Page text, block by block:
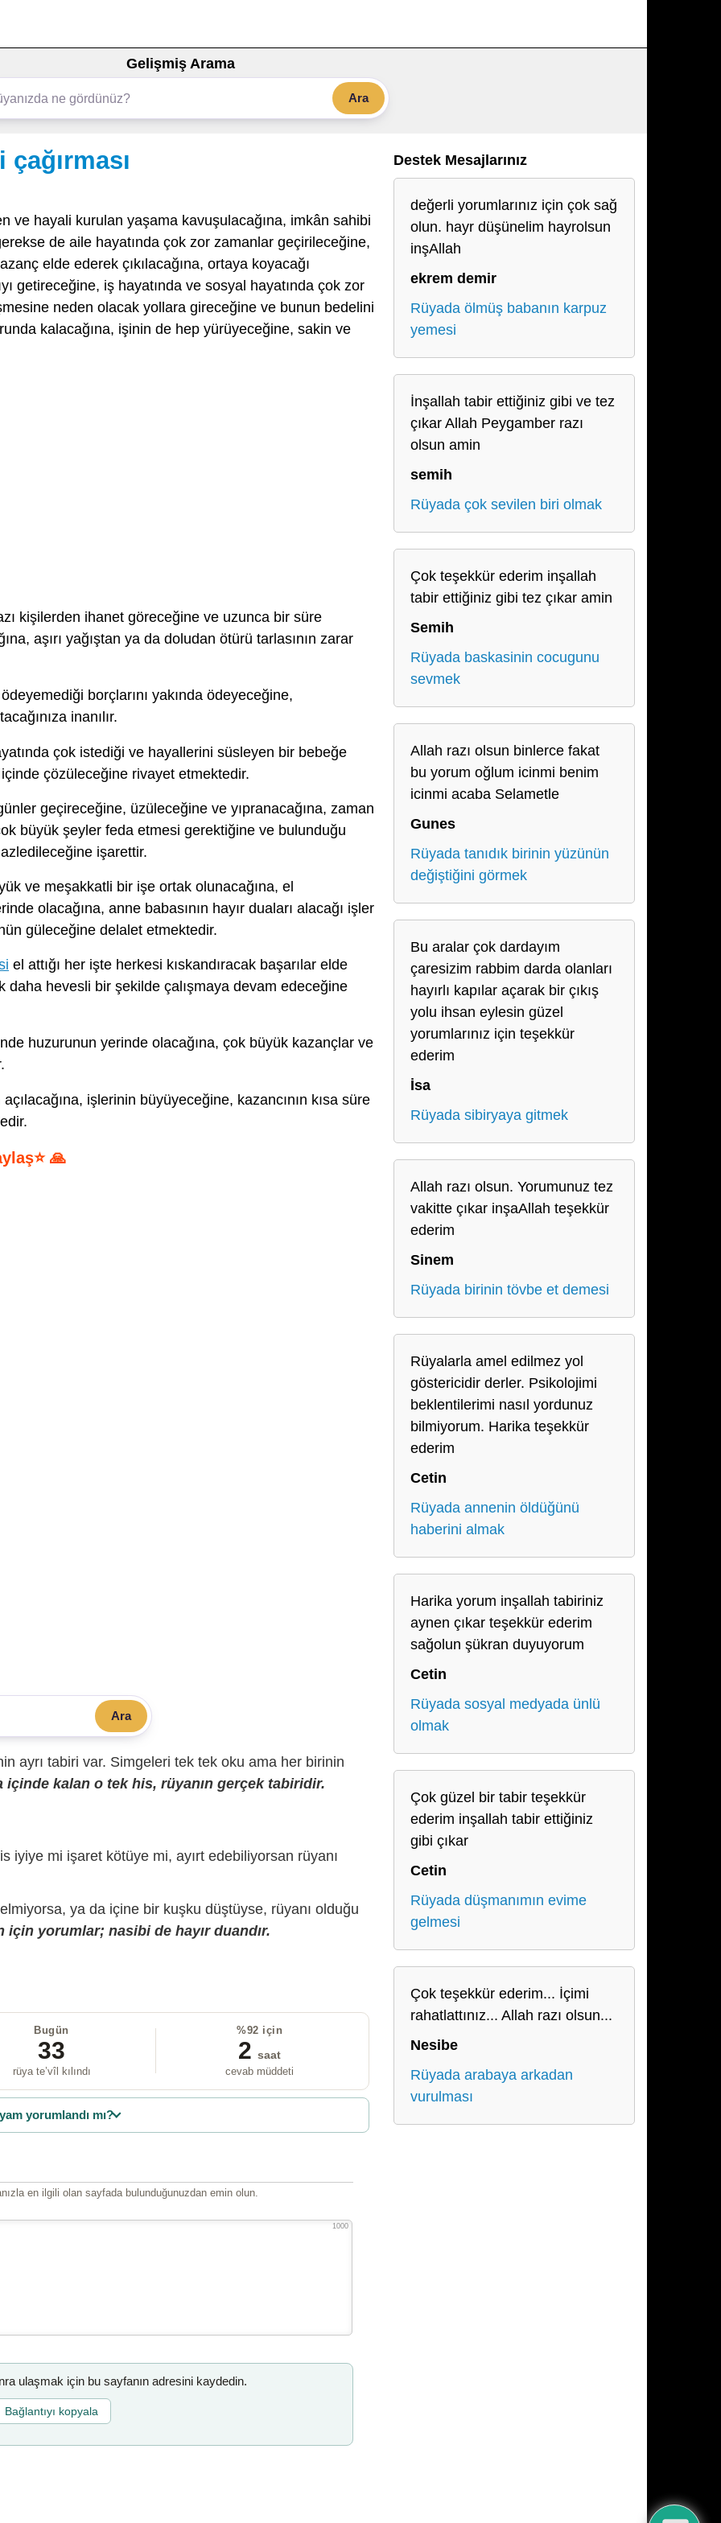
Gelişmiş Arama
Ara
ve hayali kurulan yaşama kavuşulacağına, imkân sahibi
de aile hayatında çok zor zamanlar geçirileceğine,
elde ederek çıkılacağına, ortaya koyacağı
getireceğine, iş hayatında ve sosyal hayatında çok zor
neden olacak yollara gireceğine ve bunun bedelini
kalacağına, işinin de hep yürüyeceğine, sakin ve
kişilerden ihanet göreceğine ve uzunca bir süre
aşırı yağıştan ya da doludan ötürü tarlasının zarar
borçlarını yakında ödeyeceğine,
inanılır.
çok istediği ve hayallerini süsleyen bir bebeğe
çözüleceğine rivayet etmektedir.
geçireceğine, üzüleceğine ve yıpranacağına, zaman
büyük şeyler feda etmesi gerektiğine ve bulunduğu
işarettir.
ve meşakkatli bir işe ortak olunacağına, el
olacağına, anne babasının hayır duaları alacağı işler
güleceğine delalet etmektedir.
el attığı her işte herkesi kıskandıracak başarılar elde
daha hevesli bir şekilde çalışmaya devam edeceğine
huzurunun yerinde olacağına, çok büyük kazançlar ve
açılacağına, işlerinin büyüyeceğine, kazancının kısa süre
🙏
Ara
ayrı tabiri var. Simgeleri tek tek oku ama her birinin
içinde kalan o tek his, rüyanın gerçek tabiridir.
iyiye mi işaret kötüye mi, ayırt edebiliyorsan rüyanı
ya da içine bir kuşku düştüyse, rüyanı olduğu
yorumlar; nasibi de hayır duandır.
Bugün
33
rüya te’vîl kılındı
%92 için
2 saat
cevab müddeti
yorumlandı mı?
en ilgili olan sayfada bulunduğunuzdan emin olun.
1000
ulaşmak için bu sayfanın adresini kaydedin.
Bağlantıyı kopyala
Destek Mesajlarınız
değerli yorumlarınız için çok sağ
olun. hayr düşünelim hayrolsun
inşAllah
ekrem demir
Rüyada ölmüş babanın karpuz
yemesi
İnşallah tabir ettiğiniz gibi ve tez
çıkar Allah Peygamber razı
olsun amin
semih
Rüyada çok sevilen biri olmak
Çok teşekkür ederim inşallah
tabir ettiğiniz gibi tez çıkar amin
Semih
Rüyada baskasinin cocugunu
sevmek
Allah razı olsun binlerce fakat
bu yorum oğlum icinmi benim
icinmi acaba Selametle
Gunes
Rüyada tanıdık birinin yüzünün
değiştiğini görmek
Bu aralar çok dardayım
çaresizim rabbim darda olanları
hayırlı kapılar açarak bir çıkış
yolu ihsan eylesin güzel
yorumlarınız için teşekkür
ederim
İsa
Rüyada sibiryaya gitmek
Allah razı olsun. Yorumunuz tez
vakitte çıkar inşaAllah teşekkür
ederim
Sinem
Rüyada birinin tövbe et demesi
Rüyalarla amel edilmez yol
göstericidir derler. Psikolojimi
beklentilerimi nasıl yordunuz
bilmiyorum. Harika teşekkür
ederim
Cetin
Rüyada annenin öldüğünü
haberini almak
Harika yorum inşallah tabiriniz
aynen çıkar teşekkür ederim
sağolun şükran duyuyorum
Cetin
Rüyada sosyal medyada ünlü
olmak
Çok güzel bir tabir teşekkür
ederim inşallah tabir ettiğiniz
gibi çıkar
Cetin
Rüyada düşmanımın evime
gelmesi
Çok teşekkür ederim... İçimi
rahatlattınız... Allah razı olsun...
Nesibe
Rüyada arabaya arkadan
vurulması